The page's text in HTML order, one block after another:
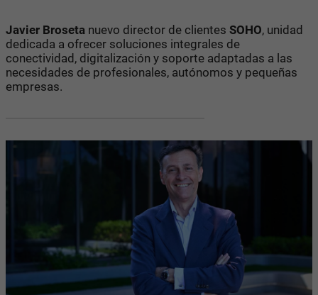
Javier Broseta nuevo director de clientes SOHO, unidad
dedicada a ofrecer soluciones integrales de
conectividad, digitalización y soporte adaptadas a las
necesidades de profesionales, autónomos y pequeñas
empresas.